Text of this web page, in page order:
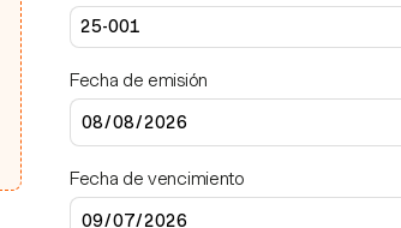
Fecha de emisión
Fecha de vencimiento